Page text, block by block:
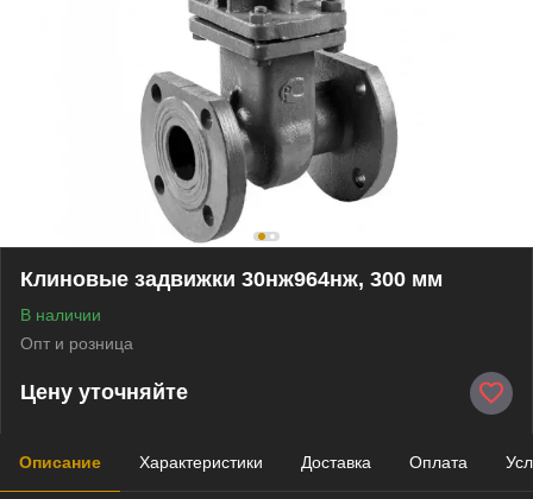
Клиновые задвижки 30нж964нж, 300 мм
В наличии
Опт и розница
Цену уточняйте
Описание Характеристики Доставка Оплата